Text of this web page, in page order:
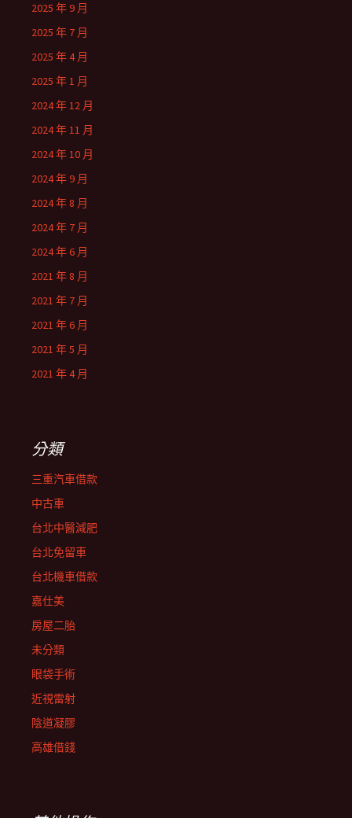
2025 年 9 月
2025 年 7 月
2025 年 4 月
2025 年 1 月
2024 年 12 月
2024 年 11 月
2024 年 10 月
2024 年 9 月
2024 年 8 月
2024 年 7 月
2024 年 6 月
2021 年 8 月
2021 年 7 月
2021 年 6 月
2021 年 5 月
2021 年 4 月
分類
三重汽車借款
中古車
台北中醫減肥
台北免留車
台北機車借款
嘉仕美
房屋二胎
未分類
眼袋手術
近視雷射
陰道凝膠
高雄借錢